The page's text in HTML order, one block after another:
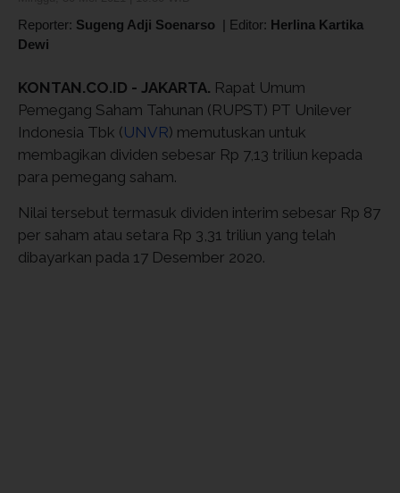
Reporter: Sugeng Adji Soenarso | Editor: Herlina Kartika
Dewi
KONTAN.CO.ID - JAKARTA. Rapat Umum
Pemegang Saham Tahunan (RUPST) PT Unilever
Indonesia Tbk (UNVR) memutuskan untuk
membagikan dividen sebesar Rp 7,13 triliun kepada
para pemegang saham.
Nilai tersebut termasuk dividen interim sebesar Rp 87
per saham atau setara Rp 3,31 triliun yang telah
dibayarkan pada 17 Desember 2020.